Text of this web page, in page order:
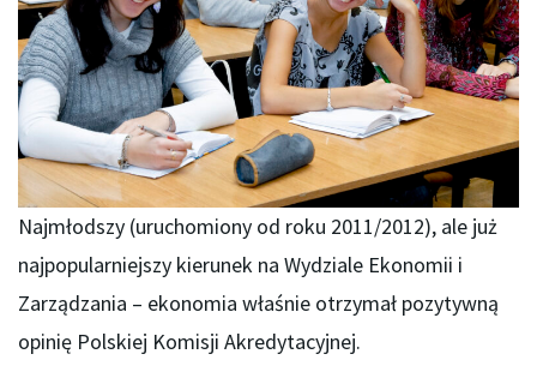
Najmłodszy (uruchomiony od roku 2011/2012), ale już
najpopularniejszy kierunek na Wydziale Ekonomii i
Zarządzania – ekonomia właśnie otrzymał pozytywną
opinię Polskiej Komisji Akredytacyjnej.